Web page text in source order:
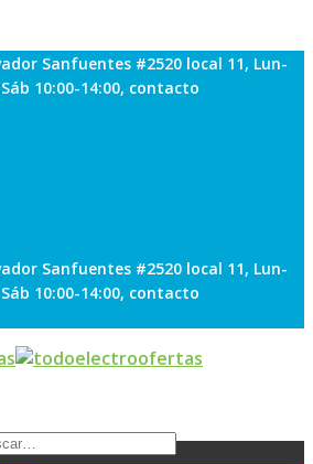
Sanfuentes #2520 local 11, Lun-
10:00-14:00, contacto
Sanfuentes #2520 local 11, Lun-
10:00-14:00, contacto